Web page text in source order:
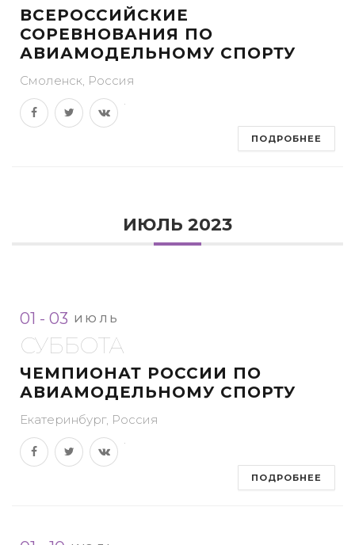
ВСЕРОССИЙСКИЕ
СОРЕВНОВАНИЯ ПО
АВИАМОДЕЛЬНОМУ СПОРТУ
Смоленск, Россия
ПОДРОБНЕЕ
ИЮЛЬ 2023
01 - 03 ИЮЛЬ
СУББОТА
ЧЕМПИОНАТ РОССИИ ПО
АВИАМОДЕЛЬНОМУ СПОРТУ
Екатеринбург, Россия
ПОДРОБНЕЕ